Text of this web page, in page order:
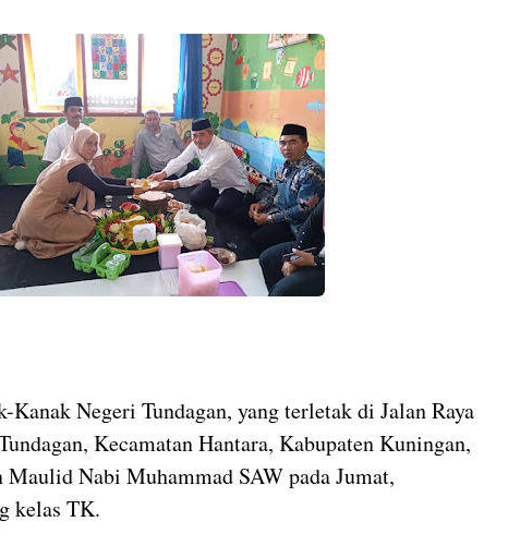
Kanak Negeri Tundagan, yang terletak di Jalan Raya
Kecamatan Hantara, Kabupaten Kuningan,
Maulid Nabi Muhammad SAW pada Jumat,
kelas TK.